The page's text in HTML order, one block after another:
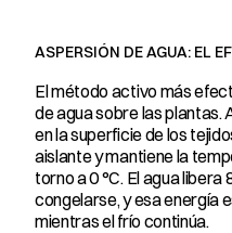
ASPERSIÓN DE AGUA: EL
El método activo más
de agua sobre las plantas.
en la superficie de los
aislante y mantiene la
torno a 0 °C. El agua
congelarse, y esa energía
mientras el frío continúa.